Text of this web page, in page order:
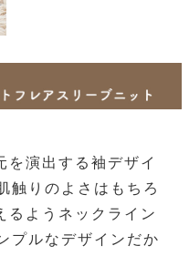
を演出する袖デザイ
触りのよさはもちろ
るようネックライン
プルなデザインだか